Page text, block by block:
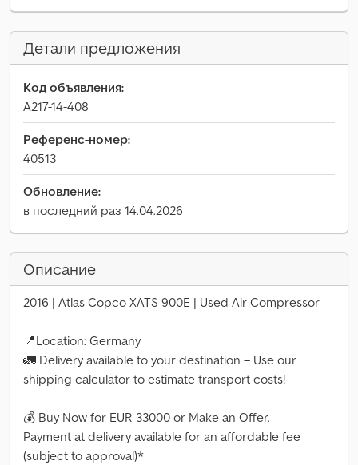
Детали предложения
Код объявления:
A217-14-408
Референс-номер:
40513
Обновление:
в последний раз 14.04.2026
Описание
2016 | Atlas Copco XATS 900E | Used Air Compressor
📍Location: Germany
🚛 Delivery available to your destination – Use our
shipping calculator to estimate transport costs!
💰 Buy Now for EUR 33000 or Make an Offer.
Payment at delivery available for an affordable fee
(subject to approval)*